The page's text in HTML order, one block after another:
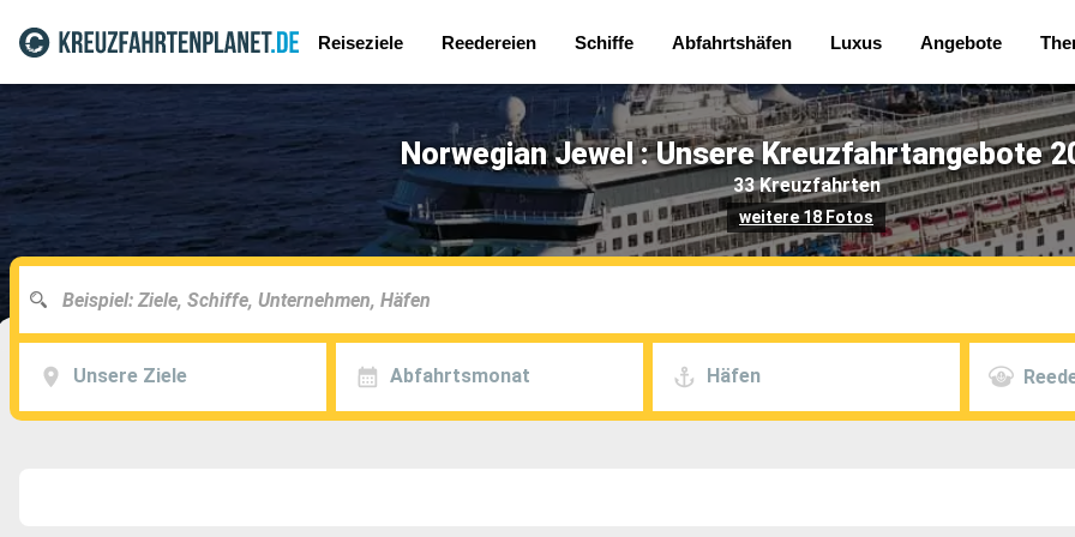
Reiseziele Reedereien Schiffe Abfahrtshäfen Luxus Angebote
Norwegian Jewel : Unsere Kreuzfahrtangebote
33 Kreuzfahrten
weitere 18 Fotos
Unsere Ziele Abfahrtsmonat Häfen